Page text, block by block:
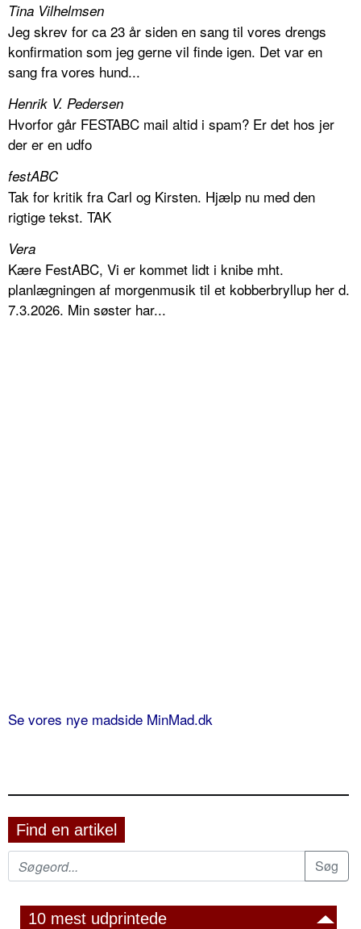
Tina Vilhelmsen
Jeg skrev for ca 23 år siden en sang til vores drengs
konfirmation som jeg gerne vil finde igen. Det var en
sang fra vores hund...
Henrik V. Pedersen
Hvorfor går FESTABC mail altid i spam? Er det hos jer
der er en udfo
festABC
Tak for kritik fra Carl og Kirsten. Hjælp nu med den
rigtige tekst. TAK
Vera
Kære FestABC, Vi er kommet lidt i knibe mht.
planlægningen af morgenmusik til et kobberbryllup her d.
7.3.2026. Min søster har...
Se vores nye madside MinMad.dk
Find en artikel
10 mest udprintede